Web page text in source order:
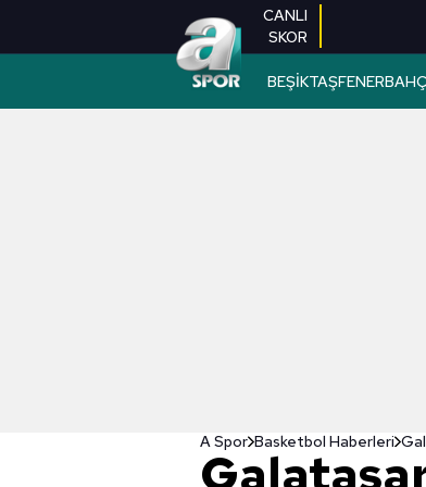
CANLI
SKOR
BEŞİKTAŞ
A Spor Basketbol Haberleri